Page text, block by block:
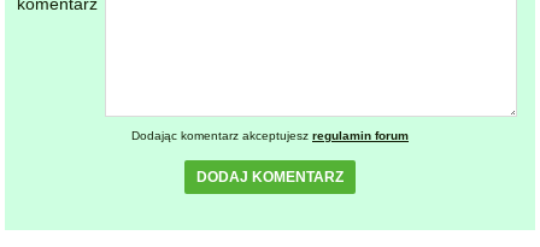
Dodając komentarz akceptujesz regulamin forum
DODAJ KOMENTARZ